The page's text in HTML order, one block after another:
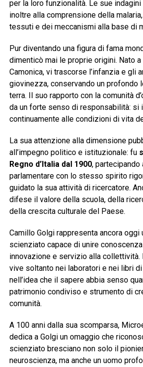
per la loro funzionalità. Le sue
inoltre alla comprensione della
tessuti e dei meccanismi alla base di
Pur diventando una figura di fama
dimenticò mai le proprie origini. Nato a
Camonica, vi trascorse l’infanzia e gli
giovinezza, conservando un profondo
terra. Il suo rapporto con la comunità
da un forte senso di responsabilità: si
continuamente alle condizioni di vita
La sua attenzione alla dimensione
all’impegno politico e istituzionale: fu
Regno d’Italia dal 1900, partecipando
parlamentare con lo stesso spirito
guidato la sua attività di ricercatore.
difese il valore della scuola, della
della crescita culturale del Paese.
Camillo Golgi rappresenta ancora oggi
scienziato capace di unire
innovazione e servizio alla collettività.
vive soltanto nei laboratori e nei libri di
nell’idea che il sapere abbia senso
patrimonio condiviso e strumento di
comunità.
A 100 anni dalla sua scomparsa,
dedica a Golgi un omaggio che
scienziato bresciano non solo il
neuroscienza, ma anche un uomo